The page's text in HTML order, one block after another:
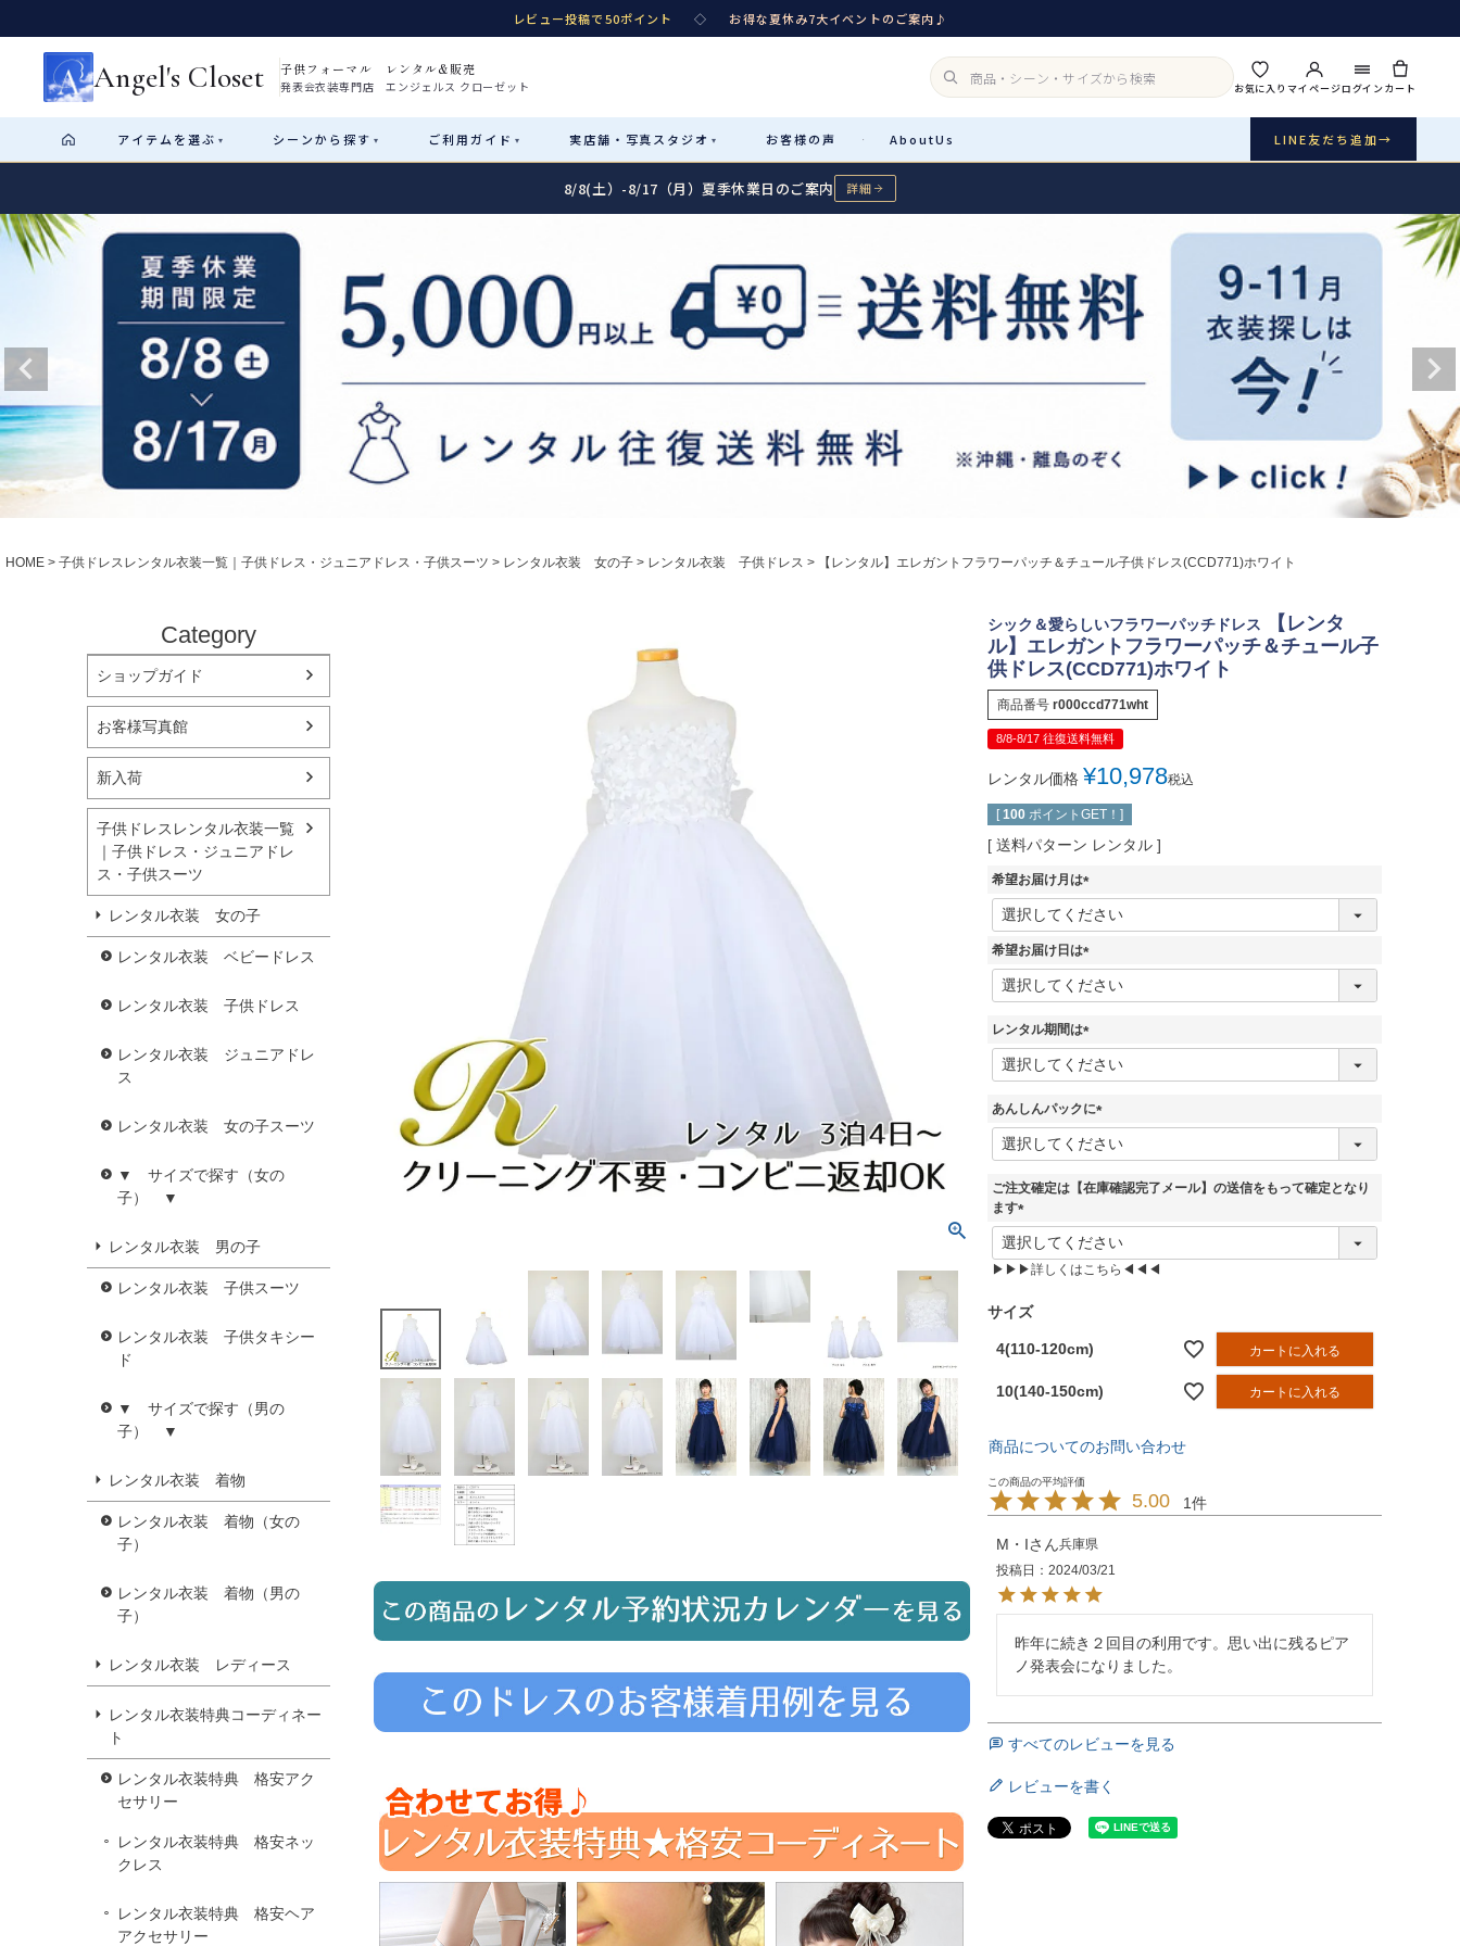
レビュー投稿で50ポイント ◇ お得な夏休み7大イベントのご案内♪
Angel's Closet 子供フォーマル レンタル&販売
発表会衣装専門店 エンジェルス クローゼット お気に入りマイページログインカート
アイテム を選ぶ ▾ シーンから探す ▾ ご利用ガイド ▾ 実店舗・ 写真スタジオ ▾ お客様の声 · AboutUs LINE友だち追加→
カテゴリ詳細 サイズで選ぶ →
レンタル
女の子ドレス 男の子スーツ
シューズ 小物・アクセ
アウター レディース
Sale
音楽雑貨
性別・サイズで絞り込む
Recital & Concours
舞台で輝くステージ衣装
Wedding Graduation & Entrance Shichi-Go-San
3歳・5歳・7歳の晴れの日
Start はじめに
ショップガイド（総合案内）
レンタル・販売の入口
サイズの選び方
測り方と目安
Angel's Closetについて
創業2003年からの想い
04 レンタルのご案内
予約・配送・返却・料金
05 レンタルの流れ
06 あんしんパック
汚れ・キズ・破損の補償
07 販売・共通のご案内
品質・返品・お手入れ
08 送料・お支払い
09
電話・メール・LINE
Atelier
実店舗 つくば店
Tsukuba Boutique
〒 茨城県土浦市大町14-16-1F
10:00–18:00（完全予約制）
月曜日
店舗を予約する → スタジオを予約 →
8/8(土）-8/17（月）夏季休業日のご案内 詳細
HOME 子供ドレスレンタル衣装一覧｜子供ドレス・ジュニアドレス・子供スーツ レンタル衣装 女の子 レンタル衣装 子供ドレス 【レンタル】エレガントフラワーパッチ＆チュール子供ドレス(CCD771)ホワイト
Category
ショップガイド
お客様写真館
新入荷
子供ドレスレンタル衣装一覧
｜子供ドレス・ジュニアドレ
ス・子供スーツ
レンタル衣装 女の子
レンタル衣装 ベビードレス
レンタル衣装 子供ドレス
レンタル衣装 ジュニアドレ
ス
レンタル衣装 女の子スーツ
▼ サイズで探す（女の
子） ▼
レンタル衣装 男の子
レンタル衣装 子供スーツ
レンタル衣装 子供タキシー
ド
▼ サイズで探す（男の
子） ▼
レンタル衣装 着物
レンタル衣装 着物（女の
子）
レンタル衣装 着物（男の
子）
レンタル衣装 レディース
レンタル衣装特典コーディネー
ト
レンタル衣装特典 格安アク
セサリー
レンタル衣装特典 格安ネッ
クレス
レンタル衣装特典 格安ヘア
アクセサリー
シック＆愛らしいフラワーパッチドレス
【レンタ
ル】エレガントフラワーパッチ＆チュール子
供ドレス(CCD771)ホワイト
商品番号 r000ccd771wht
8/8-8/17 往復送料無料
レンタル価格 ¥10,978税込
[ 100 ポイントGET！]
送料パターン レンタル
希望お届け月は
(
必
希望お届け日は
(
必
)
レンタル期間は
(
必
)
あんしんパックに
(
必
)
ご注文確定は【在庫確認完了メール】の送信をもって確定となり
ます
(
必
須
▶▶▶詳しくはこちら◀◀◀
サイズ
4(110-120cm) カートに入れる
10(140-150cm) カートに入れる
商品についてのお問い合わせ
5.00 1
M・I
兵庫県
投稿日
2024/03/21
昨年に続き２回目の利用です。思い出に残るピア
ノ発表会になりました。
すべてのレビューを見る
レビューを書く